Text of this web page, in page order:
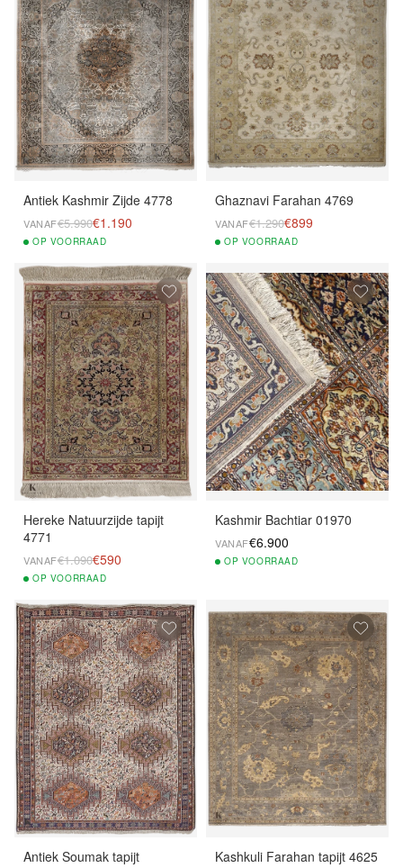
Antiek Kashmir Zijde 4778
VANAF€5.990€1.190
OP VOORRAAD
Ghaznavi Farahan 4769
VANAF€1.290€899
OP VOORRAAD
Hereke Natuurzijde tapijt
4771
VANAF€1.090€590
OP VOORRAAD
Kashmir Bachtiar 01970
VANAF€6.900
OP VOORRAAD
Antiek Soumak tapijt Kashkuli Farahan tapijt 4625